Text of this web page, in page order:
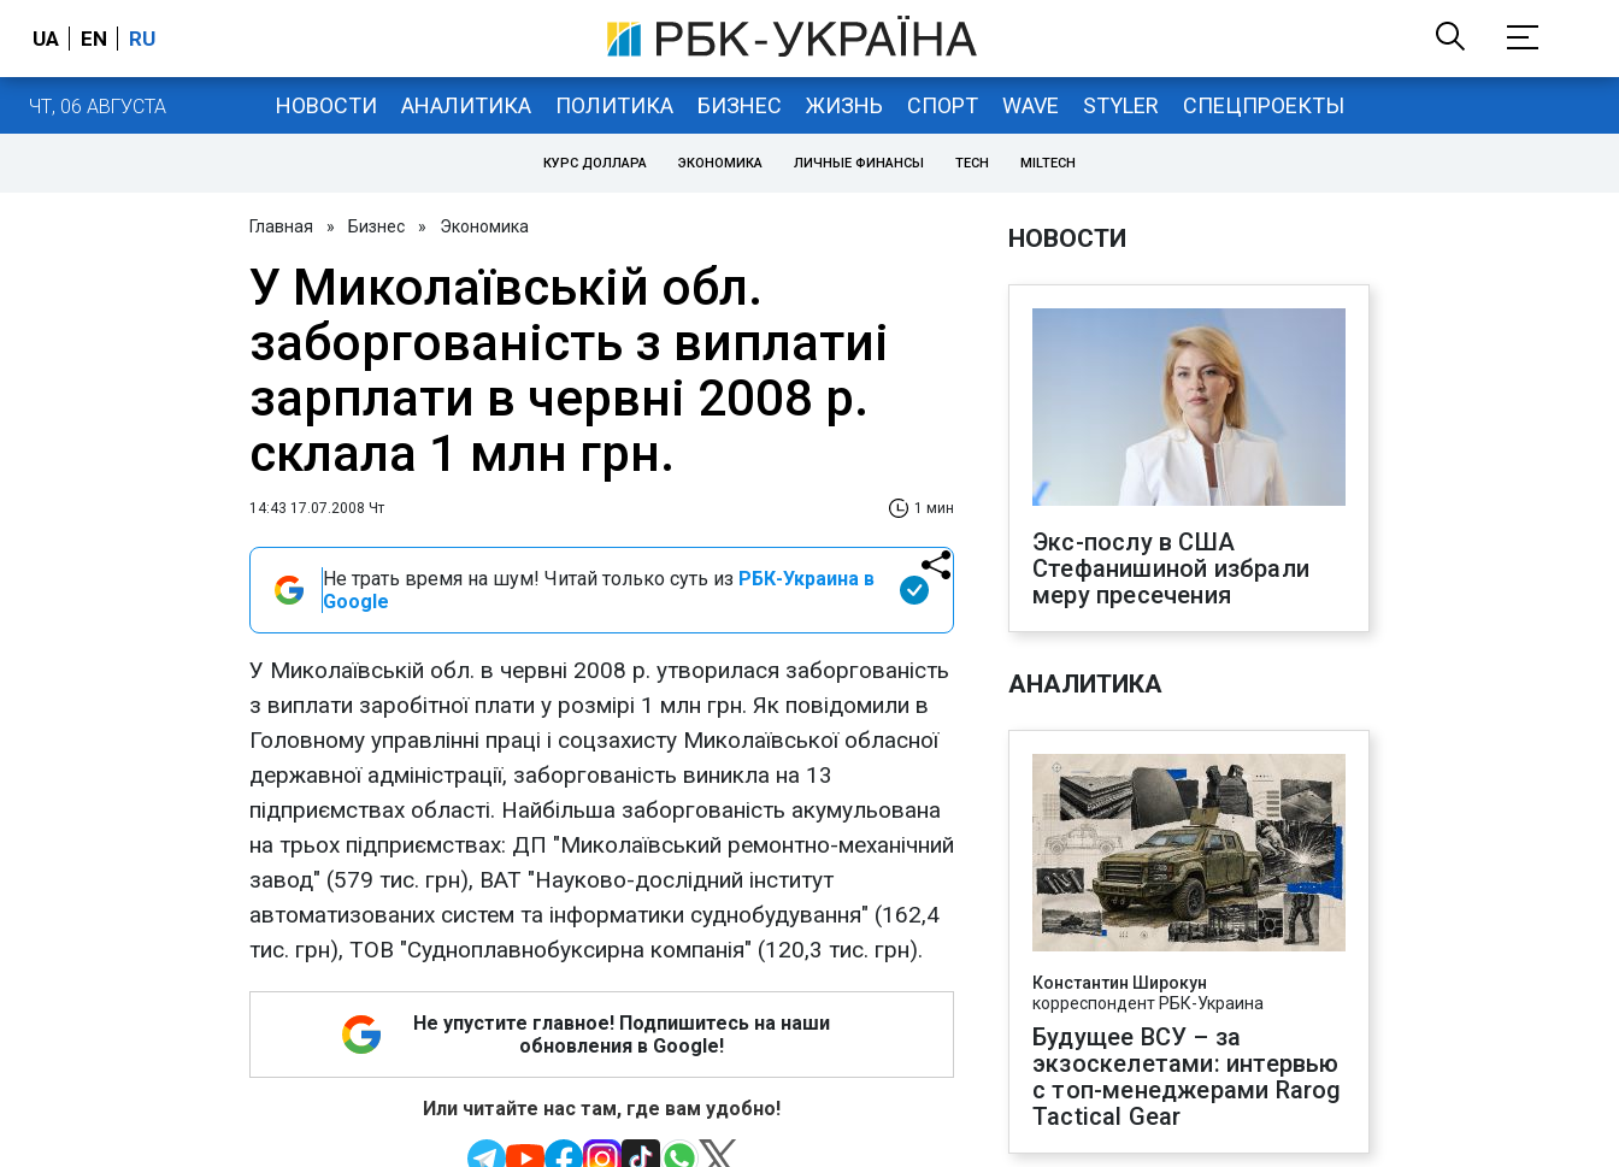
UA EN RU
ЧТ, 06 АВГУСТА НОВОСТИ АНАЛИТИКА ПОЛИТИКА БИЗНЕС ЖИЗНЬ СПОРТ WAVE STYLER СПЕЦПРОЕКТЫ
КУРС ДОЛЛАРА ЭКОНОМИКА ЛИЧНЫЕ ФИНАНСЫ TECH MILTECH
Главная » Бизнес » Экономика
У Миколаївській обл.
заборгованість з виплатиі
зарплати в червні 2008 р.
склала 1 млн грн.
14:43 17.07.2008 Чт 1 мин
Не трать время на шум! Читай только суть из РБК-Украина в
Google
У Миколаївській обл. в червні 2008 р. утворилася заборгованість
з виплати заробітної плати у розмірі 1 млн грн. Як повідомили в
Головному управлінні праці і соцзахисту Миколаївської обласної
державної адміністрації, заборгованість виникла на 13
підприємствах області. Найбільша заборгованість акумульована
на трьох підприємствах: ДП "Миколаївський ремонтно-механічний
завод" (579 тис. грн), ВАТ "Науково-дослідний інститут
автоматизованих систем та інформатики суднобудування" (162,4
тис. грн), ТОВ "Судноплавнобуксирна компанія" (120,3 тис. грн).
Не упустите главное! Подпишитесь на наши
обновления в Google!
Или читайте нас там, где вам удобно!
НОВОСТИ
Экс-послу в США
Стефанишиной избрали
меру пресечения
АНАЛИТИКА
Константин Широкун
корреспондент РБК-Украина
Будущее ВСУ – за
экзоскелетами: интервью
с топ-менеджерами Rarog
Tactical Gear